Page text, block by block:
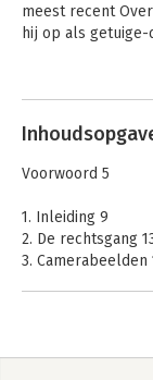
meest recent
hij op als getuige-
Andere
Koppen
Voorwoord 5
1. Inleiding 9
2. De rechtsgang
3. Camerabeelden